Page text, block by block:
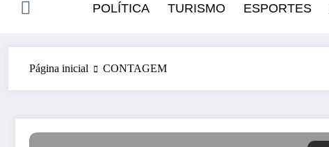
POLÍTICA TURISMO ESPORTES
Página inicial CONTAGEM